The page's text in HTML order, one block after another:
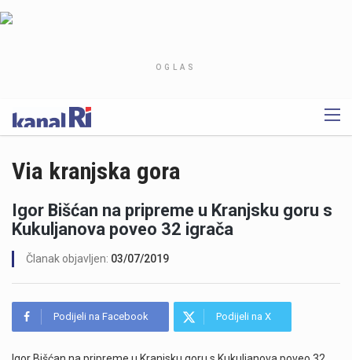
OGLAS
Via kranjska gora
Igor Bišćan na pripreme u Kranjsku goru s
Kukuljanova poveo 32 igrača
Članak objavljen: 03/07/2019
Podijeli na Facebook Podijeli na X